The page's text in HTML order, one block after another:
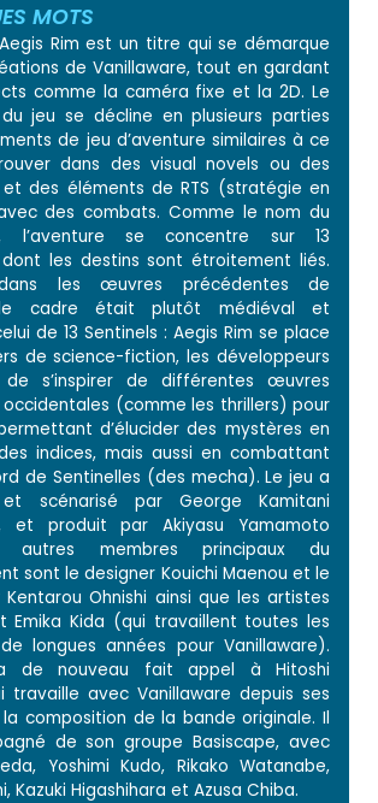
MOTS
Rim est un titre qui se démarque
de Vanillaware, tout en gardant
comme la caméra fixe et la 2D. Le
jeu se décline en plusieurs parties
de jeu d’aventure similaires à ce
dans des visual novels ou des
des éléments de RTS (stratégie en
des combats. Comme le nom du
l’aventure se concentre sur 13
les destins sont étroitement liés.
les œuvres précédentes de
le cadre était plutôt médiéval et
de 13 Sentinels : Aegis Rim se place
de science-fiction, les développeurs
s’inspirer de différentes œuvres
(comme les thrillers) pour
d’élucider des mystères en
indices, mais aussi en combattant
de Sentinelles (des mecha). Le jeu a
scénarisé par George Kamitani
et produit par Akiyasu Yamamoto
autres membres principaux du
sont le designer Kouichi Maenou et le
Ohnishi ainsi que les artistes
Emika Kida (qui travaillent toutes les
longues années pour Vanillaware).
a de nouveau fait appel à Hitoshi
travaille avec Vanillaware depuis ses
composition de la bande originale. Il
de son groupe Basiscape, avec
Yoshimi Kudo, Rikako Watanabe,
Kazuki Higashihara et Azusa Chiba.